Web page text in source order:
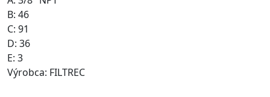
B: 46
C: 91
D: 36
E: 3
Výrobca: FILTREC